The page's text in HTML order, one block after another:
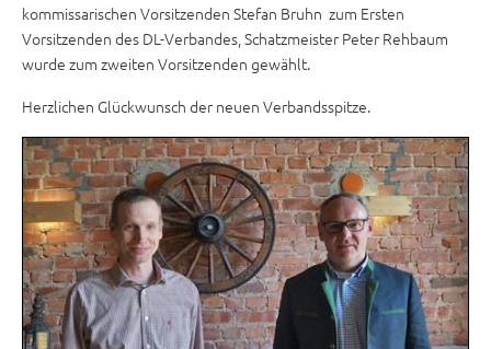
kommissarischen Vorsitzenden Stefan Bruhn zum Ersten
Vorsitzenden des DL-Verbandes, Schatzmeister Peter Rehbaum
wurde zum zweiten Vorsitzenden gewählt.
Herzlichen Glückwunsch der neuen Verbandsspitze.